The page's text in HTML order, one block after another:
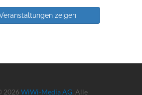
zeigen
2026 WiWi-Media AG. Alle